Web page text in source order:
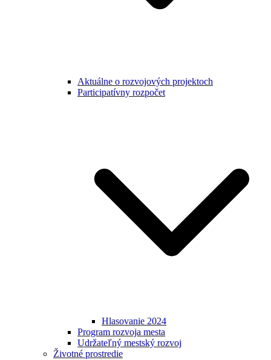
Aktuálne o rozvojových projektoch
Participatívny rozpočet
Hlasovanie 2024
Program rozvoja mesta
Udržateľný mestský rozvoj
Životné prostredie